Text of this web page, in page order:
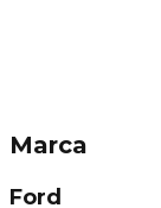
Marca
Ford